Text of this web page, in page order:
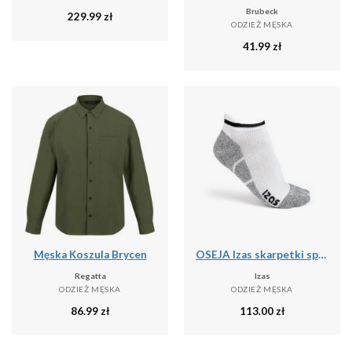
229.99 zł
Brubeck
ODZIEŻ MĘSKA
41.99 zł
Męska Koszula Brycen
Regatta
ODZIEŻ MĘSKA
86.99 zł
OSEJA Izas skarpetki sportowe unisex do połowy łydki
Izas
ODZIEŻ MĘSKA
113.00 zł